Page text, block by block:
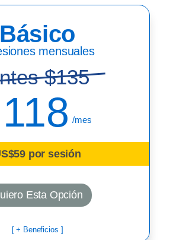
Básico
mensuales
$135
118 /mes
por sesión
Esta Opción
[ + Beneficios ]